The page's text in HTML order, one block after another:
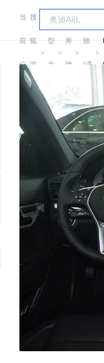
当
前
位
置:
搜
狐
汽
车
＞
车
型
大
＞
奔
驰
＞
驰
(进
＞